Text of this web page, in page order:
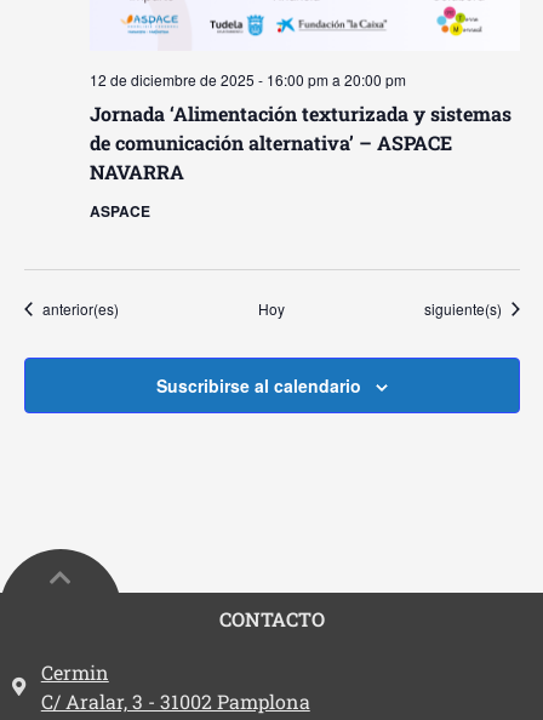
Jornada ‘Alimentación texturizada y sistemas
de comunicación alternativa’ – ASPACE
NAVARRA
12 de diciembre de 2025 - 16:00 pma 20:00 pm
ASPACE
Eventos
anterior(es) Hoy Eventos
siguiente(s)
Suscribirse al calendario
CONTACTO
Dirección:
Cermin
C/ Aralar, 3 - 31002 Pamplona